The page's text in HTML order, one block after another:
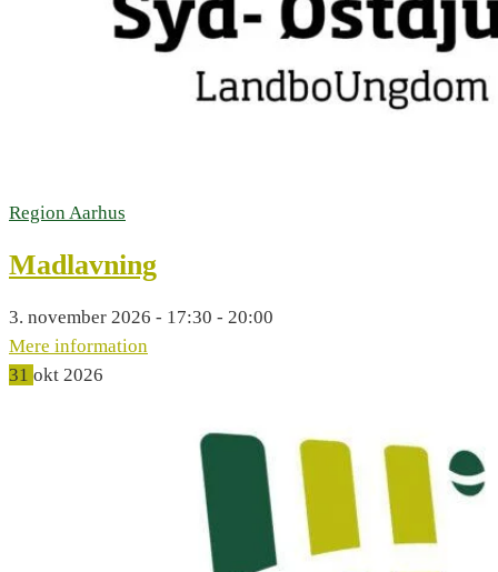
Region Aarhus
Madlavning
3. november 2026 - 17:30 - 20:00
Mere information
31 okt 2026